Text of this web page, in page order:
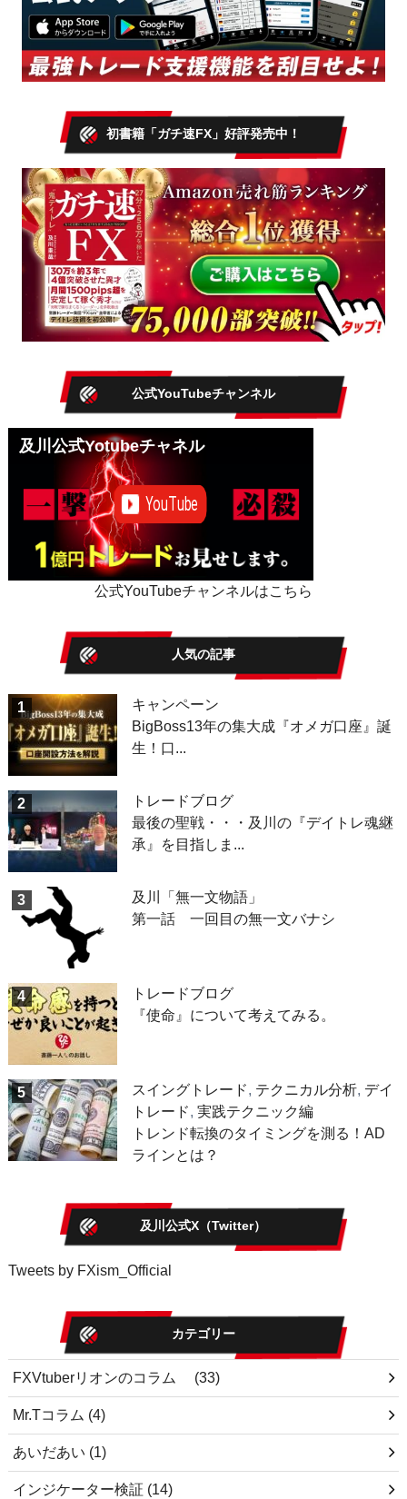
初書籍「ガチ速FX」好評発売中！
公式YouTubeチャンネル
及川公式Yotubeチャネル
公式YouTubeチャンネルはこちら
人気の記事
1
キャンペーン
BigBoss13年の集大成『オメガ口座』誕
生！口...
2
トレードブログ
最後の聖戦・・・及川の『デイトレ魂継
承』を目指しま...
3
及川「無一文物語」
第一話 一回目の無一文バナシ
4
トレードブログ
『使命』について考えてみる。
5 スイングトレード, テクニカル分析, デイ
トレード, 実践テクニック編
トレンド転換のタイミングを測る！AD
ラインとは？
及川公式X（Twitter）
Tweets by FXism_Official
カテゴリー
FXVtuberリオンのコラム (33)
Mr.Tコラム (4)
あいだあい (1)
インジケーター検証 (14)